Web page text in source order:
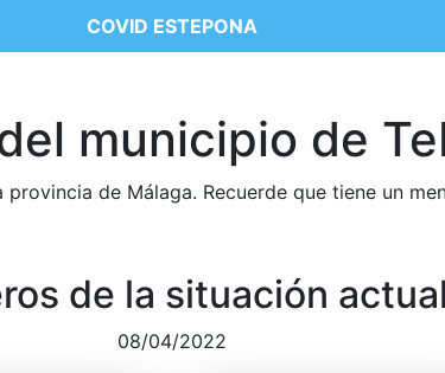
COVID ESTEPONA
municipio de
de Málaga. Recuerde que tiene un
de la situación actual
08/04/2022